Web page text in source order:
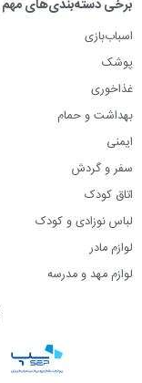
برخی دسته‌بندی‌های مهم
اسباب‌بازی
پوشک
غذاخوری
بهداشت و حمام
ایمنی
سفر و گردش
اتاق کودک
لباس نوزادی و کودک
لوازم مادر
لوازم مهد و مدرسه